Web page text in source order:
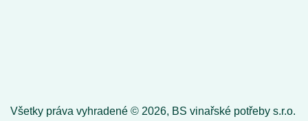
Všetky práva vyhradené © 2026, BS vinařské potřeby s.r.o.